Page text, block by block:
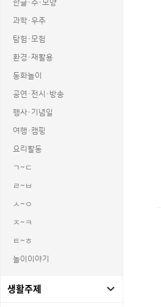
한글·수·모양
과학·우주
탐험·모험
환경·재활용
동화놀이
공연·전시·방송
행사·기념일
여행·캠핑
요리활동
ㄱ~ㄷ
ㄹ~ㅂ
ㅅ~ㅇ
ㅈ~ㅋ
ㅌ~ㅎ
놀이이야기
생활주제